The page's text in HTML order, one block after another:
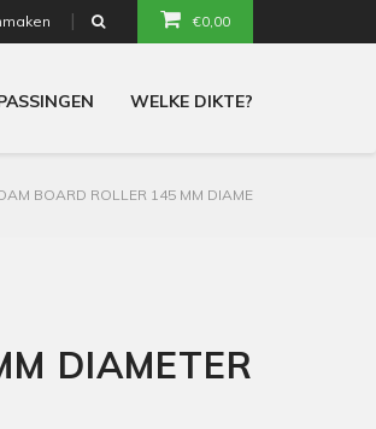
€0,00
WELKE DIKTE?
BOARD ROLLER 145 MM DIAME
DIAMETER